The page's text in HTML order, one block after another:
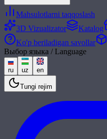
Mahsulotlarni taqqoslash
3D Vizualizator
Katalog
Ko'p beriladigan savollar
Выбор языка / Language
ru uz en
Tungi rejim